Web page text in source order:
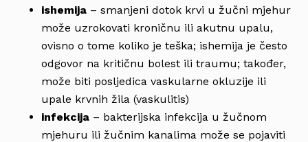
ishemija – smanjeni dotok krvi u žučni mjehur
može uzrokovati kroničnu ili akutnu upalu,
ovisno o tome koliko je teška; ishemija je često
odgovor na kritičnu bolest ili traumu; također,
može biti posljedica vaskularne okluzije ili
upale krvnih žila (vaskulitis)
infekcija – bakterijska infekcija u žučnom
mjehuru ili žučnim kanalima može se pojaviti